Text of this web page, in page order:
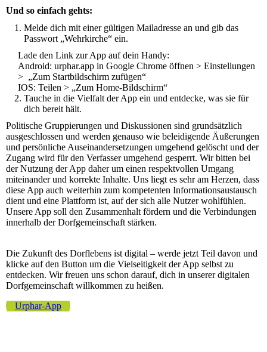
Und so einfach gehts:
Melde dich mit einer gültigen Mailadresse an und gib das
Passwort „Wehrkirche“ ein.
Lade den Link zur App auf dein Handy:
Android: urphar.app in Google Chrome öffnen > Einstellungen
> „Zum Startbildschirm zufügen“
IOS: Teilen > „Zum Home-Bildschirm“
Tauche in die Vielfalt der App ein und entdecke, was sie für
dich bereit hält.
Politische Gruppierungen und Diskussionen sind grundsätzlich
ausgeschlossen und werden genauso wie beleidigende Äußerungen
und persönliche Auseinandersetzungen umgehend gelöscht und der
Zugang wird für den Verfasser umgehend gesperrt. Wir bitten bei
der Nutzung der App daher um einen respektvollen Umgang
miteinander und korrekte Inhalte. Uns liegt es sehr am Herzen, dass
diese App auch weiterhin zum kompetenten Informationsaustausch
dient und eine Plattform ist, auf der sich alle Nutzer wohlfühlen.
Unsere App soll den Zusammenhalt fördern und die Verbindungen
innerhalb der Dorfgemeinschaft stärken.
Die Zukunft des Dorflebens ist digital – werde jetzt Teil davon und
klicke auf den Button um die Vielseitigkeit der App selbst zu
entdecken. Wir freuen uns schon darauf, dich in unserer digitalen
Dorfgemeinschaft willkommen zu heißen.
Urphar-App